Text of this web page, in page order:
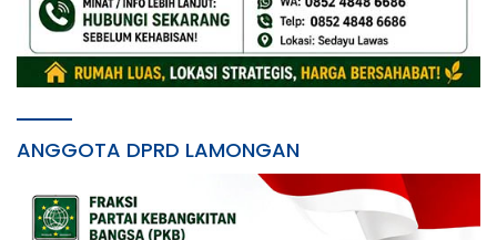
ANGGOTA DPRD LAMONGAN